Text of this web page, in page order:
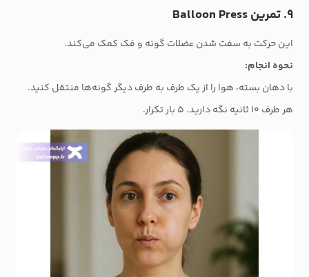
۹. تمرین Balloon Press
این حرکت به سفت شدن عضلات گونه و فک کمک می‌کند.
نحوه انجام:
با دهان بسته، هوا را از یک طرف به طرف دیگر گونه‌ها منتقل کنید.
هر طرف ۱۰ ثانیه نگه دارید. ۵ بار تکرار.